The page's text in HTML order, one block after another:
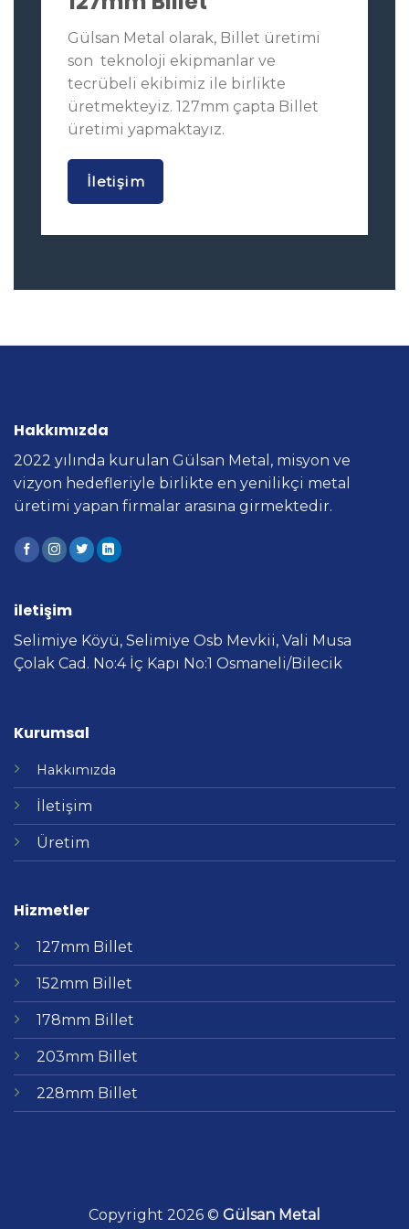
Gülsan Metal olarak, Billet üretimi
son teknoloji ekipmanlar ve
tecrübeli ekibimiz ile birlikte
üretmekteyiz. 127mm çapta Billet
üretimi yapmaktayız.
İletişim
Hakkımızda
2022 yılında kurulan Gülsan Metal, misyon ve
vizyon hedefleriyle birlikte en yenilikçi metal
üretimi yapan firmalar arasına girmektedir.
Kurumsal
Hakkımızda
İletişim
Üretim
Hizmetler
127mm Billet
152mm Billet
178mm Billet
203mm Billet
228mm Billet
iletişim
Selimiye Köyü, Selimiye Osb Mevkii, Vali Musa
Çolak Cad. No:4 İç Kapı No:1 Osmaneli/Bilecik
Copyright 2026 © Gülsan Metal